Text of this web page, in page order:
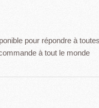
livre
d’or
pour répondre à toutes
à tout le monde